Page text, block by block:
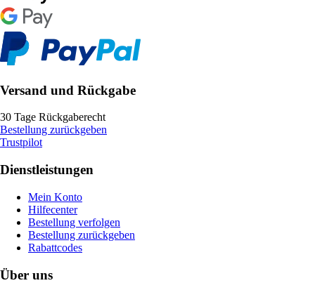
Versand und Rückgabe
30 Tage Rückgaberecht
Bestellung zurückgeben
Trustpilot
Dienstleistungen
Mein Konto
Hilfecenter
Bestellung verfolgen
Bestellung zurückgeben
Rabattcodes
Über uns